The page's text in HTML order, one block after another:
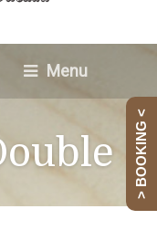
Menu
> BOOKING <